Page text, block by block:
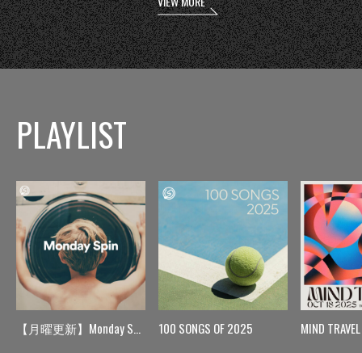
PLAYLIST
【月曜更新】Monday Spin 100 SONGS OF 2025 MIND TRAVEL